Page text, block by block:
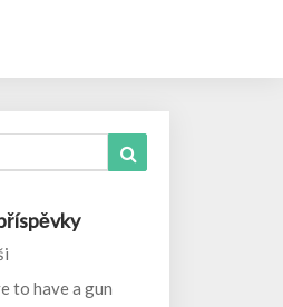
to have a gun